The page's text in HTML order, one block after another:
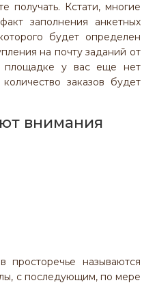
получать. Кстати, многие
заполнения анкетных
будет определен
на почту заданий от
площадке у вас еще нет
заказов будет
внимания
просторечье называются
с последующим, по мере